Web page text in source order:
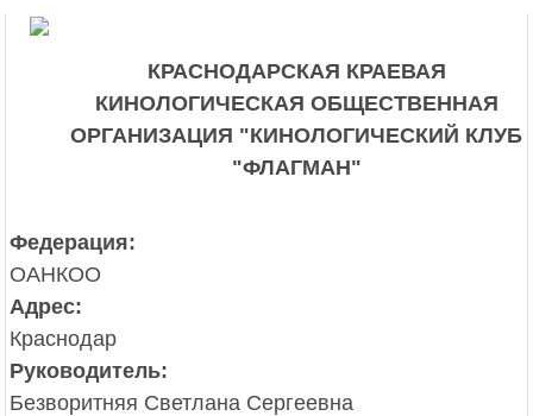
КРАСНОДАРСКАЯ КРАЕВАЯ
КИНОЛОГИЧЕСКАЯ ОБЩЕСТВЕННАЯ
ОРГАНИЗАЦИЯ "КИНОЛОГИЧЕСКИЙ КЛУБ
"ФЛАГМАН"
Федерация:
ОАНКОО
Адрес:
Краснодар
Руководитель:
Безворитняя Светлана Сергеевна